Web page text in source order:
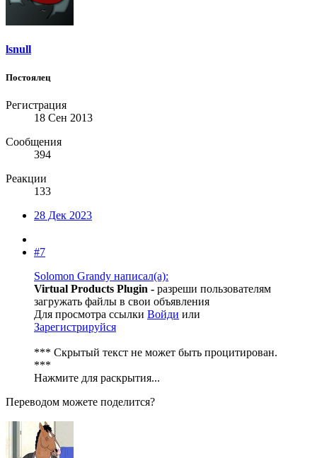
lsnull
Постоялец
Регистрация
18 Сен 2013
Сообщения
394
Реакции
133
28 Дек 2023
#7
Solomon Grandy написал(а):
Virtual Products Plugin - разреши пользователям
загружать файлы в свои объявления
Для просмотра ссылки Войди или
Зарегистрируйся
*** Скрытый текст не может быть процитирован.
***
Нажмите для раскрытия...
Переводом можете поделится?